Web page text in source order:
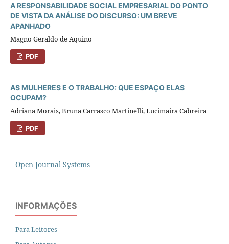
A RESPONSABILIDADE SOCIAL EMPRESARIAL DO PONTO
DE VISTA DA ANÁLISE DO DISCURSO: UM BREVE
APANHADO
Magno Geraldo de Aquino
PDF
AS MULHERES E O TRABALHO: QUE ESPAÇO ELAS
OCUPAM?
Adriana Morais, Bruna Carrasco Martinelli, Lucimaira Cabreira
PDF
Open Journal Systems
INFORMAÇÕES
Para Leitores